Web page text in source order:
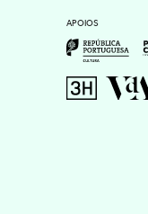
APOIOS